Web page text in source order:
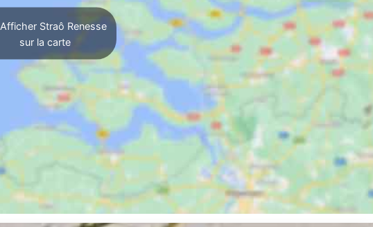
Afficher Straô Renesse
sur la carte